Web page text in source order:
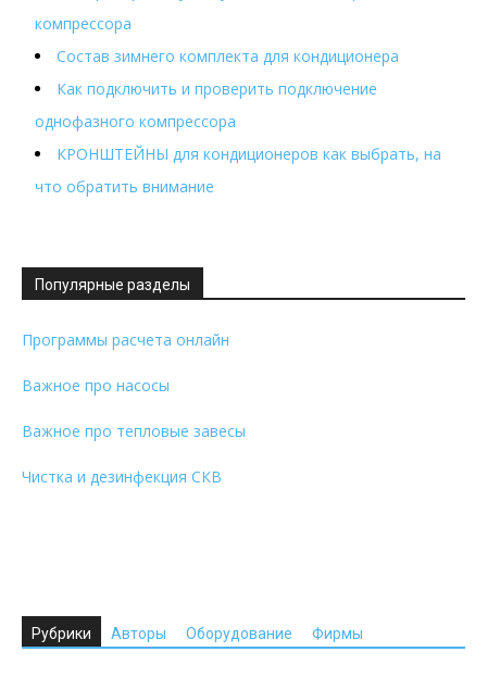
компрессора
Состав зимнего комплекта для кондиционера
Как подключить и проверить подключение
однофазного компрессора
КРОНШТЕЙНЫ для кондиционеров как выбрать, на
что обратить внимание
Популярные разделы
Программы расчета онлайн
Важное про насосы
Важное про тепловые завесы
Чистка и дезинфекция СКВ
Рубрики Авторы Оборудование Фирмы